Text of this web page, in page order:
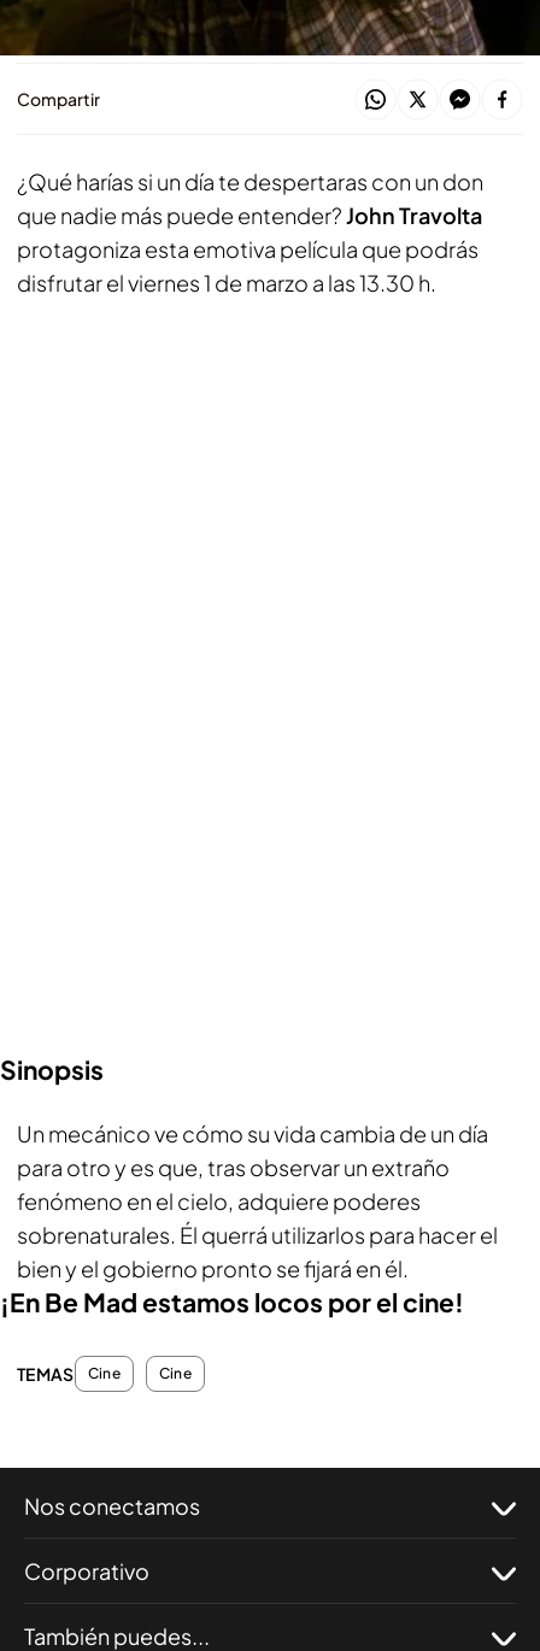
¡En Be Mad estamos locos por el cine!
Compartir
¿Qué harías si un día te despertaras con un don
que nadie más puede entender?John Travolta
protagoniza esta emotiva película que podrás
disfrutar el viernes 1 de marzo a las 13.30 h.
Sinopsis
Un mecánico ve cómo su vida cambia de un día
para otro y es que, tras observar un extraño
fenómeno en el cielo, adquiere poderes
sobrenaturales. Él querrá utilizarlos para hacer el
bien y el gobierno pronto se fijará en él.
¡En Be Mad estamos locos por el cine!
TEMAS Cine Cine
Nos conectamos
Corporativo
También puedes...